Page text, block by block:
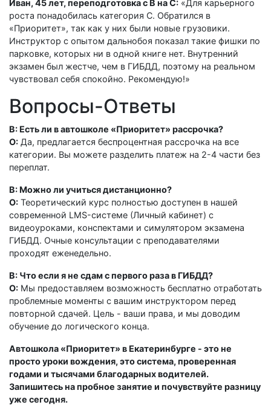
Иван, 45 лет, переподготовка с B на C: «Для карьерного
роста понадобилась категория C. Обратился в
«Приоритет», так как у них были новые грузовики.
Инструктор с опытом дальнобоя показал такие фишки по
парковке, которых ни в одной книге нет. Внутренний
экзамен был жестче, чем в ГИБДД, поэтому на реальном
чувствовал себя спокойно. Рекомендую!»
Вопросы-Ответы
В: Есть ли в автошколе «Приоритет» рассрочка?
О: Да, предлагается беспроцентная рассрочка на все
категории. Вы можете разделить платеж на 2-4 части без
переплат.
В: Можно ли учиться дистанционно?
О: Теоретический курс полностью доступен в нашей
современной LMS-системе (Личный кабинет) с
видеоуроками, конспектами и симулятором экзамена
ГИБДД. Очные консультации с преподавателями
проходят еженедельно.
В: Что если я не сдам с первого раза в ГИБДД?
О: Мы предоставляем возможность бесплатно отработать
проблемные моменты с вашим инструктором перед
повторной сдачей. Цель - ваши права, и мы доводим
обучение до логического конца.
Автошкола «Приоритет» в Екатеринбурге - это не
просто уроки вождения, это система, проверенная
годами и тысячами благодарных водителей.
Запишитесь на пробное занятие и почувствуйте разницу
уже сегодня.